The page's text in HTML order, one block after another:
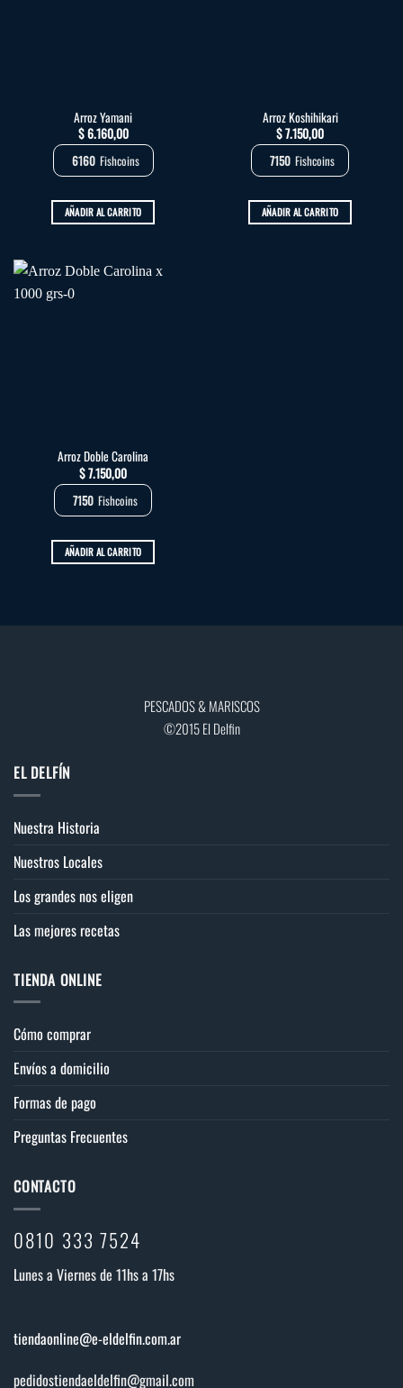
Arroz Yamani
$6.160,00
6160 Fishcoins
AÑADIR AL CARRITO
Arroz Koshihikari
$7.150,00
7150 Fishcoins
AÑADIR AL CARRITO
Arroz Doble Carolina
$7.150,00
7150 Fishcoins
AÑADIR AL CARRITO
PESCADOS & MARISCOS
©2015 El Delfin
EL DELFÍN
Nuestra Historia
Nuestros Locales
Los grandes nos eligen
Las mejores recetas
TIENDA ONLINE
Cómo comprar
Envíos a domicilio
Formas de pago
Preguntas Frecuentes
CONTACTO
0810 333 7524
Lunes a Viernes de 11hs a 17hs
tiendaonline@e-eldelfin.com.ar
pedidostiendaeldelfin@gmail.com